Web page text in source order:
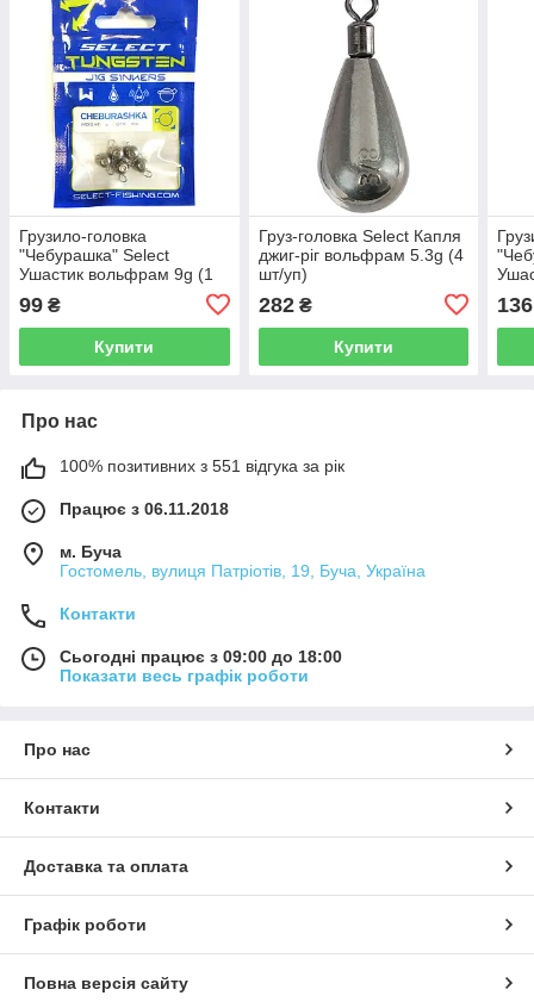
Грузило-головка
"Чебурашка" Select
Ушастик вольфрам 9g (1
99 ₴
Купити
Груз-головка Select Капля
джиг-ріг вольфрам 5.3g (4
шт/уп)
282₴
Купити
136
Про нас
100% позитивних з 551 відгука за рік
Працює з 06.11.2018
м. Буча
Гостомель, вулиця Патріотів, 19, Буча, Україна
Контакти
Сьогодні працює з 09:00 до 18:00
Показати весь графік роботи
Про нас
Контакти
Доставка та оплата
Графік роботи
Повна версія сайту